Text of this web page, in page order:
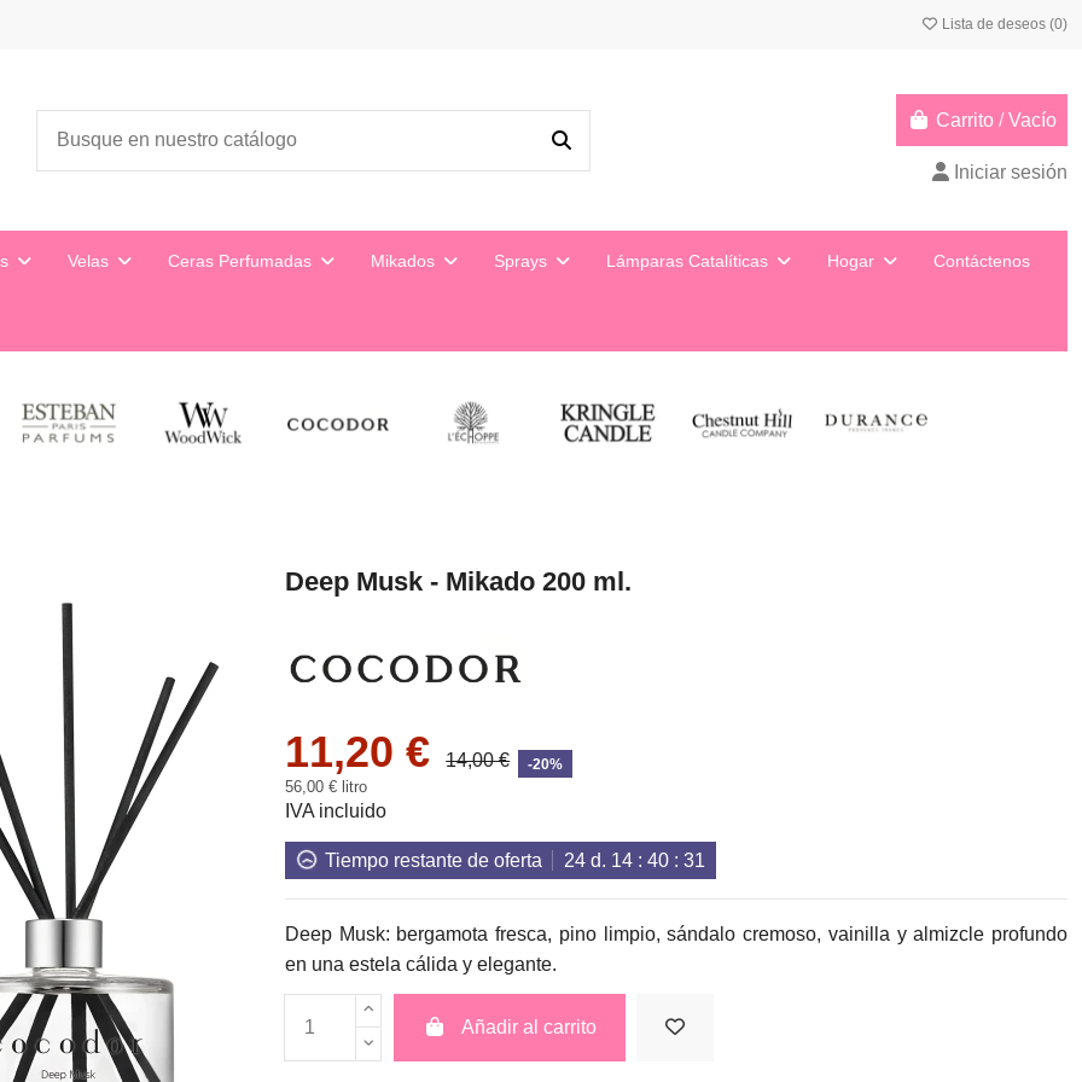
Lista de deseos (0)
Carrito /Vacío
Iniciar sesión
Velas Ceras Perfumadas Mikados Sprays Lámparas Catalíticas Hogar Contáctenos
Deep Musk - Mikado 200 ml.
11,20 € 14,00 € -20%
56,00 € litro
IVA incluido
Tiempo restante de oferta 24d. 14: 40: 30
Deep Musk: bergamota fresca, pino limpio, sándalo cremoso, vainilla y almizcle profundo
en una estela cálida y elegante.
Añadir al carrito